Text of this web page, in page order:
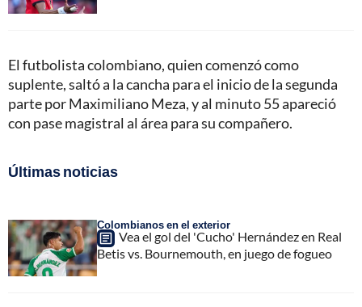
El futbolista colombiano, quien comenzó como
suplente, saltó a la cancha para el inicio de la segunda
parte por Maximiliano Meza, y al minuto 55 apareció
con pase magistral al área para su compañero.
Últimas noticias
Colombianos en el exterior
Vea el gol del 'Cucho' Hernández en Real
Betis vs. Bournemouth, en juego de fogueo